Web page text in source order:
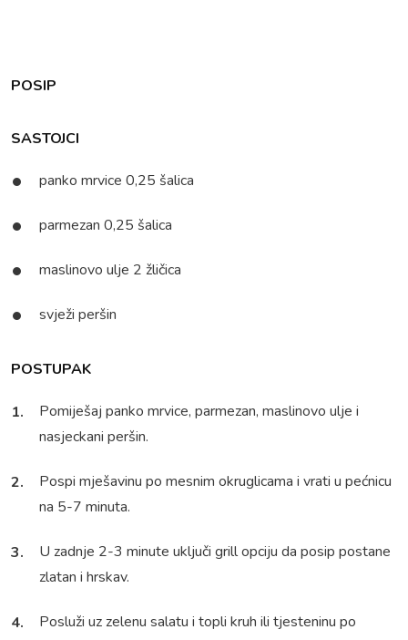
POSIP
SASTOJCI
panko mrvice 0,25 šalica
parmezan 0,25 šalica
maslinovo ulje 2 žličica
svježi peršin
POSTUPAK
Pomiješaj panko mrvice, parmezan, maslinovo ulje i
nasjeckani peršin.
Pospi mješavinu po mesnim okruglicama i vrati u pećnicu
na 5-7 minuta.
U zadnje 2-3 minute uključi grill opciju da posip postane
zlatan i hrskav.
Posluži uz zelenu salatu i topli kruh ili tjesteninu po